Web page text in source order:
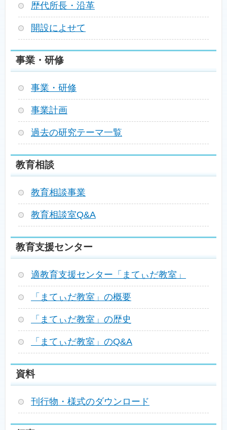
歴代所長・沿革
開設によせて
事業・研修
事業・研修
事業計画
過去の研究テーマ一覧
教育相談
教育相談事業
教育相談室Q&A
教育支援センター
適教育支援センター「まてぃだ教室」
「まてぃだ教室」の概要
「まてぃだ教室」の歴史
「まてぃだ教室」のQ&A
資料
刊行物・様式のダウンロード